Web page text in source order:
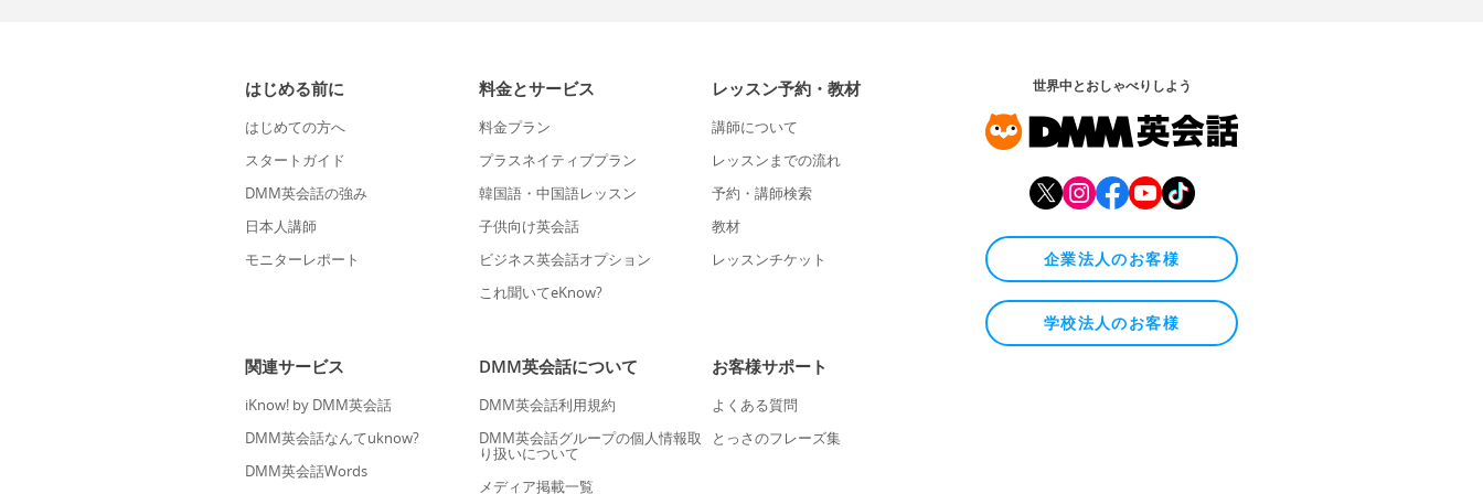
はじめる前に
はじめての方へ
スタートガイド
DMM英会話の強み
日本人講師
モニターレポート
料金とサービス
料金プラン
プラスネイティブプラン
韓国語・中国語レッスン
子供向け英会話
ビジネス英会話オプション
これ聞いてeKnow?
レッスン予約・教材
講師について
レッスンまでの流れ
予約・講師検索
教材
レッスンチケット
関連サービス
iKnow! by DMM英会話
DMM英会話なんてuknow?
DMM英会話Words
DMM英会話について
DMM英会話利用規約
DMM英会話グループの個人情報取
り扱いについて
メディア掲載一覧
お客様サポート
よくある質問
とっさのフレーズ集
世界中とおしゃべりしよう
企業法人のお客様
学校法人のお客様